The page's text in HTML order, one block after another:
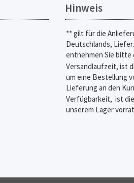
Hinweis
** gilt für die
Deutschlands,
entnehmen Sie bitte
Versandlaufzeit, ist
um eine Bestellung
Lieferung an den
Verfügbarkeit, ist
unserem Lager